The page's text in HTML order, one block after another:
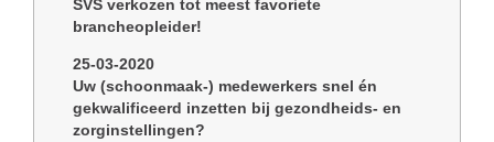
SVS verkozen tot meest favoriete
brancheopleider!
25-03-2020
Uw (schoonmaak-) medewerkers snel én
gekwalificeerd inzetten bij gezondheids- en
zorginstellingen?